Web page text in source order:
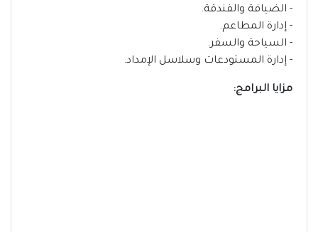
- الضيافة والفندقة.
- إدارة المطاعم.
- السياحة والسفر.
- إدارة المستودعات وسلاسل الإمداد.
مزايا البرامج: